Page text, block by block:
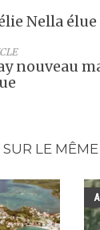
Nella
nouveau
LE